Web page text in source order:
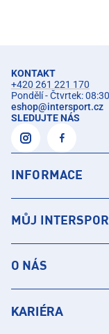
KONTAKT
+420 261 221 170
Pondělí - Čtvrtek:
eshop@intersport.cz
SLEDUJTE NÁS
INFORMACE
MŮJ
O NÁS
KARIÉRA